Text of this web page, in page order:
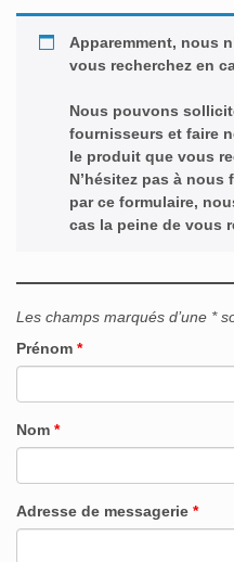
Apparemment, nous
vous recherchez en
Nous pouvons
fournisseurs et faire
le produit que vous
N’hésitez pas à nous
par ce formulaire,
cas la peine de vous
Les champs marqués d’une *
Prénom *
Nom *
Adresse de messagerie *